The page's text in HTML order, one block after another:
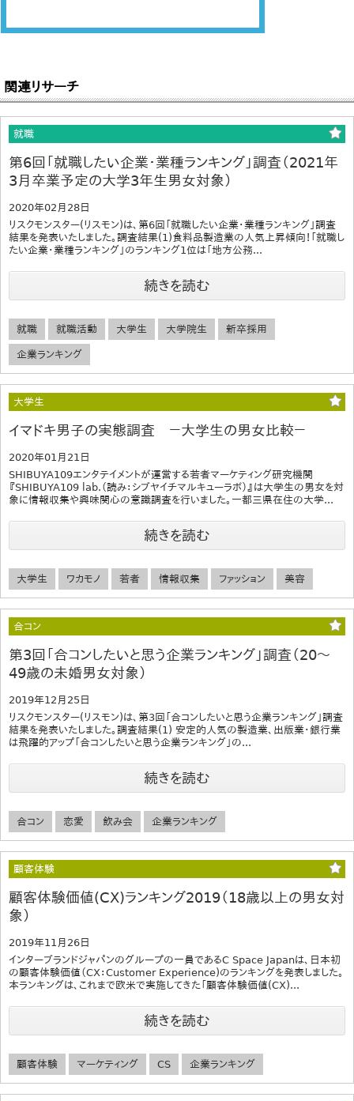
関連リサーチ
就職
第6回「就職したい企業・業種ランキング」調査（2021年
3月卒業予定の大学3年生男女対象）
2020年02月28日
リスクモンスター(リスモン)は、第6回「就職したい企業・業種ランキング」調査
結果を発表いたしました。調査結果(1)食料品製造業の人気上昇傾向！「就職し
たい企業・業種ランキング」のランキング1位は「地方公務...
続きを読む
就職 就職活動 大学生 大学院生 新卒採用
企業ランキング
大学生
イマドキ男子の実態調査 －大学生の男女比較－
2020年01月21日
SHIBUYA109エンタテイメントが運営する若者マーケティング研究機関
『SHIBUYA109 lab.（読み：シブヤイチマルキューラボ）』は大学生の男女を対
象に情報収集や興味関心の意識調査を行いました。一都三県在住の大学...
続きを読む
大学生 ワカモノ 若者 情報収集 ファッション 美容
合コン
第3回「合コンしたいと思う企業ランキング」調査（20～
49歳の未婚男女対象）
2019年12月25日
リスクモンスター(リスモン)は、第3回「合コンしたいと思う企業ランキング」調査
結果を発表いたしました。調査結果(1) 安定的人気の製造業、出版業・銀行業
は飛躍的アップ「合コンしたいと思う企業ランキング」の...
続きを読む
合コン 恋愛 飲み会 企業ランキング
顧客体験
顧客体験価値(CX)ランキング2019（18歳以上の男女対
象）
2019年11月26日
インターブランドジャパンのグループの一員であるC Space Japanは、日本初
の顧客体験価値（CX：Customer Experience)のランキングを発表しました。
本ランキングは、これまで欧米で実施してきた「顧客体験価値(CX)...
続きを読む
顧客体験 マーケティング CS 企業ランキング